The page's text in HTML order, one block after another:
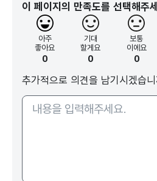
이 페이지의 만족도를 선택해주
아주
좋아요
0
기대
할게요
0
보통
이에요
0
추가적으로 의견을 남기시겠습